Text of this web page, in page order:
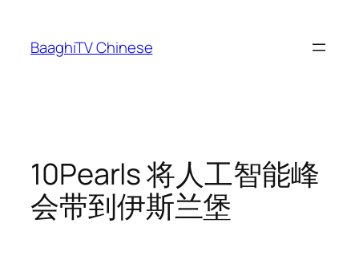
content
BaaghiTV Chinese
10Pearls 将人工智能峰
会带到伊斯兰堡